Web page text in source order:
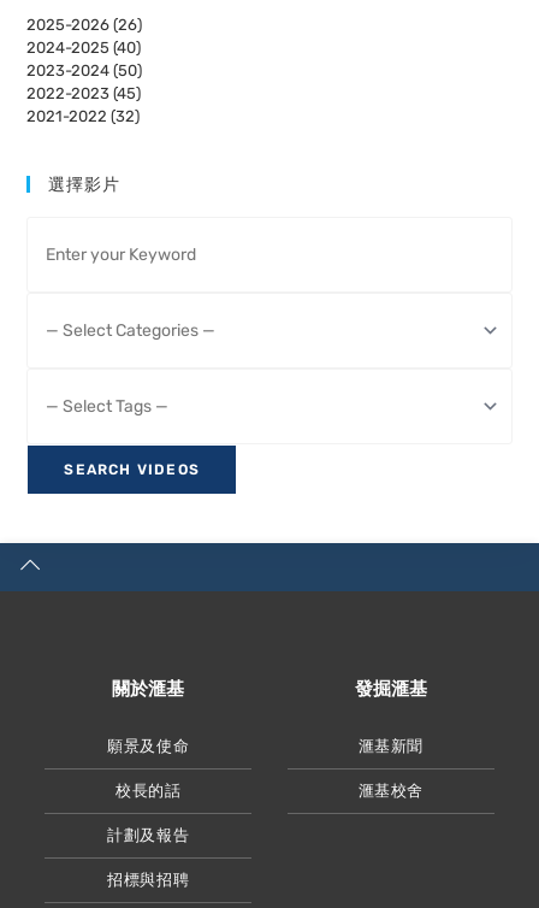
2025-2026 (26)
2024-2025 (40)
2023-2024 (50)
2022-2023 (45)
2021-2022 (32)
選擇影片
關於滙基
願景及使命
校長的話
計劃及報告
招標與招聘
發掘滙基
滙基新聞
滙基校舍